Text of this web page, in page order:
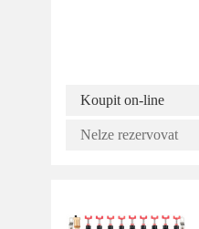
Koupit on-line
Nelze rezervovat